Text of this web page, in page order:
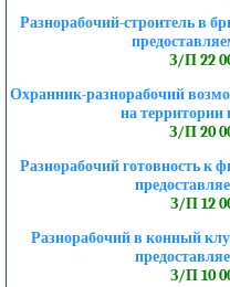
Разнорабочий-строитель в
З/П 22
Охранник-разнорабочий
на территории
З/П 20
Разнорабочий готовность к
З/П 12
Разнорабочий в конный
З/П 10